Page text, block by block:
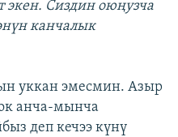
экен. Сиздин оюңузча
канчалык
уккан эмесмин. Азыр
анча-мынча
деп кечээ күнү